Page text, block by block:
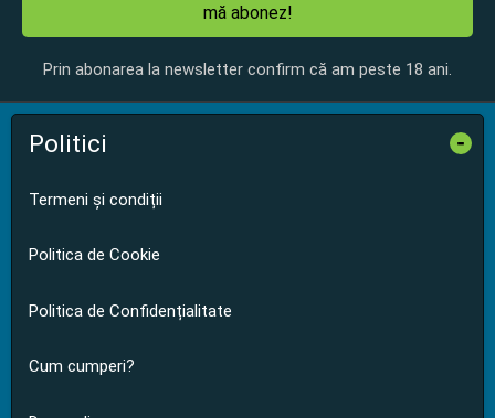
mă abonez!
Prin abonarea la newsletter confirm că am peste 18 ani.
Politici -
Termeni și condiții
Politica de Cookie
Politica de Confidențialitate
Cum cumperi?